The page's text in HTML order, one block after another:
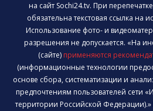
на сайт Sochi24.tv. При
обязательна текстовая ссылка на
Использование фото- и
разрешения не допускается. «На
(сайте) применяются
(информационные технологии
основе сбора, систематизации и
предпочтениям пользователей сети
территории Российской